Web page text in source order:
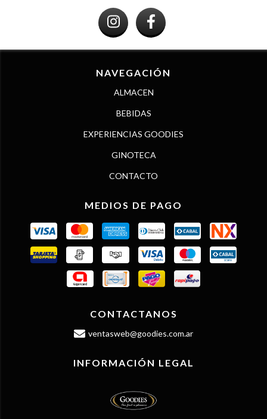
NAVEGACIÓN
ALMACEN
BEBIDAS
EXPERIENCIAS GOODIES
GINOTECA
CONTACTO
MEDIOS DE PAGO
CONTACTANOS
ventasweb@goodies.com.ar
INFORMACIÓN LEGAL